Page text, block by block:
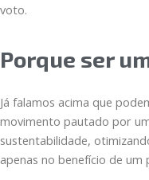
voto.
Porque ser
Já falamos acima que
movimento pautado por
sustentabilidade,
apenas no benefício de um